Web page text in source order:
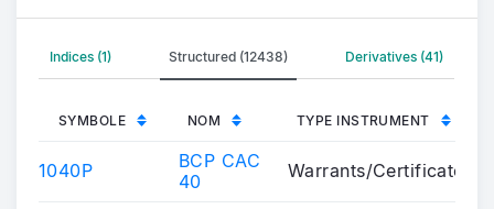
Indices (1) Structured (12438) Derivatives (41)
SYMBOLE NOM TYPE INSTRUMENT
1040P
BCP CAC
40
Warrants/Certificates